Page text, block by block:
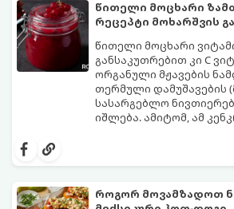
წითელი მოცხარი
რეცეპტი მოხარშვის
წითელი მოცხარი
განსაკუთრებით კი C
ორგანული მჟავების
თერმული დამუშავების
სასარგებლო
იშლება. ამიტომ, ამ
მომზადებაა -
ბუნებრივ, კაშკაშა
როგორ მოვამზადოთ